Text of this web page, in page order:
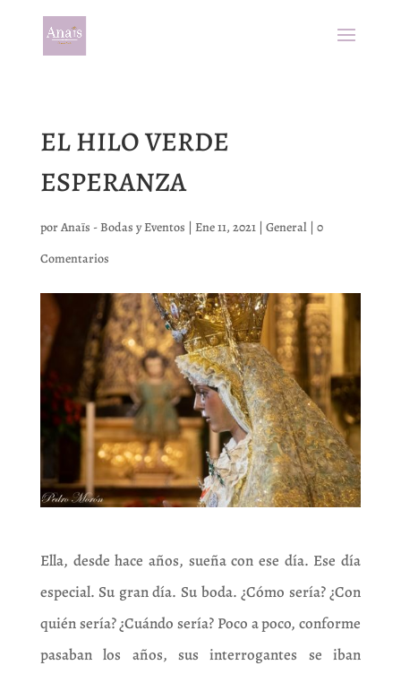
EL HILO VERDE
ESPERANZA
porAnaïs - Bodas y Eventos | Ene 11, 2021| General| 0
Comentarios
Ella, desde hace años, sueña con ese día. Ese día
especial. Su gran día. Su boda. ¿Cómo sería? ¿Con
quién sería? ¿Cuándo sería? Poco a poco, conforme
pasaban los años, sus interrogantes se iban